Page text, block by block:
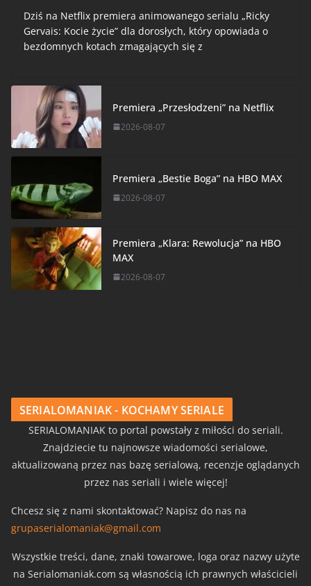
Dziś na Netflix premiera animowanego serialu „Ricky
Gervais: Kocie życie” dla dorosłych, który opowiada o
bezdomnych kotach zmagających się z
Premiera „Przesłodzeni” na Netflix
2026-08-07
Premiera „Bestie Boga” na HBO MAX
2026-08-07
Premiera „Klara: Rewolucja” na HBO
MAX
2026-08-07
SERIALOMANIAK - KOCHAMY SERIALE
SERIALOMANIAK to portal powstały z miłości do seriali.
Znajdziecie tu najnowsze wiadomości serialowe,
aktualizowaną przez nas bazę serialową, recenzje oglądanych
przez nas seriali i wiele więcej!
Chcesz się z nami skontaktować? Napisz do nas na
grupaserialomaniak@gmail.com
Wszystkie treści, dane, znaki towarowe, loga oraz nazwy użyte
na Serialomaniak.com są własnością ich prawnych właścicieli